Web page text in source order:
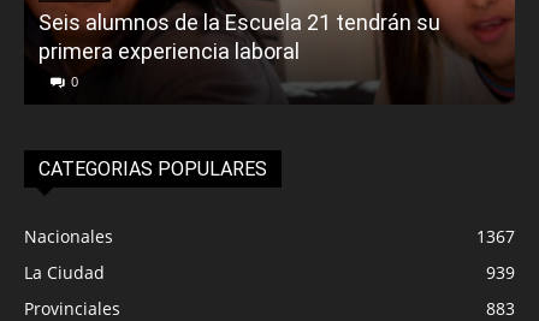
Seis alumnos de la Escuela 21 tendrán su
primera experiencia laboral
0
CATEGORIAS POPULARES
Nacionales
1367
La Ciudad
939
Provinciales
883